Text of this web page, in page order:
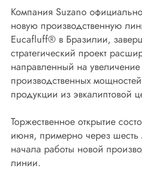
Компания Suzano
новую производственную
Eucafluff® в Бразилии,
стратегический проект
направленный на увеличение
производственных
продукции из эвкалиптовой
Торжественное открытие
июня, примерно через шесть
начала работы новой
линии.